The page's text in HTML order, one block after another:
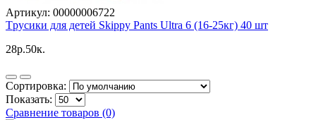
Артикул: 00000006722
Tрусики для детей Skippy Pants Ultra 6 (16-25кг) 40 шт
28p.50к.
Сортировка:
Показать:
Сравнение товаров (0)